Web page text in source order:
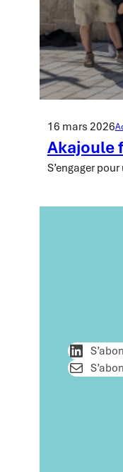
16 mars 2026
Akajoule
S’engager